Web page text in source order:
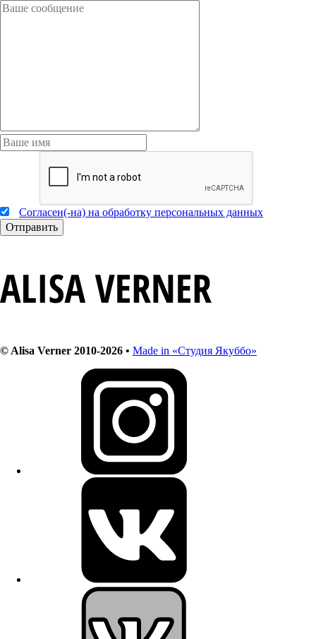
Согласен(-на) на обработку персональных данных
Отправить
© Alisa Verner 2010-2026 • Made in «Студия Якуббо»